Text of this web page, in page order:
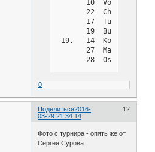
10  Voronov
22  Chernyshova
17  Tupikin
19  Burov
19.   14  Kozlov
27  Mashinina
28  Ostryakov
21  Builov
25.   29  Pokataev
26.    8  Polyansky
30  Prohorets
29.   23  Dmitrienko
25
0
Поделиться 12
2016-
03-29 21:34:14
Фото с турнира - опять же от
Сергея Сурова